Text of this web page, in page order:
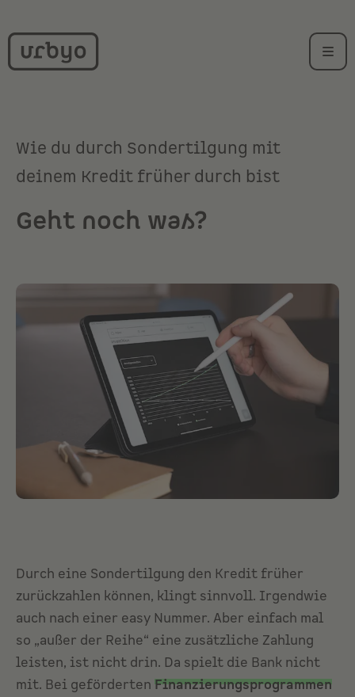
Wie du durch Sondertilgung mit
deinem Kredit früher durch bist
Geht noch was?
Durch eine Sondertilgung den Kredit früher
zurückzahlen können, klingt sinnvoll. Irgendwie
auch nach einer easy Nummer. Aber einfach mal
so „außer der Reihe“ eine zusätzliche Zahlung
leisten, ist nicht drin. Da spielt die Bank nicht
mit. Bei geförderten Finanzierungsprogrammen